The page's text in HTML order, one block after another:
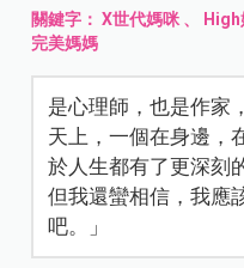
關鍵字：X世代媽咪 、
完美媽媽
是心理師，也是作家
天上，一個在身邊，
於人生都有了更深刻
但我還蠻相信，我應
吧。」